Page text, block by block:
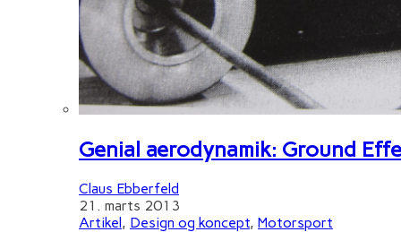
Genial aerodynamik: Ground
Claus Ebberfeld
21. marts 2013
Artikel, Design og koncept, Motorsport